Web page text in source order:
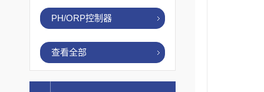
PH/ORP控制器
查看全部